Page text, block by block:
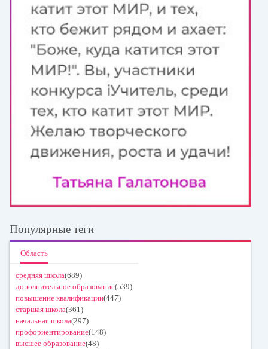
Популярные теги
Область
средняя школа(689)
дополнительное образование(539)
повышение квалификации(447)
старшая школа(361)
начальная школа(297)
профориентирование(148)
высшее образование(48)